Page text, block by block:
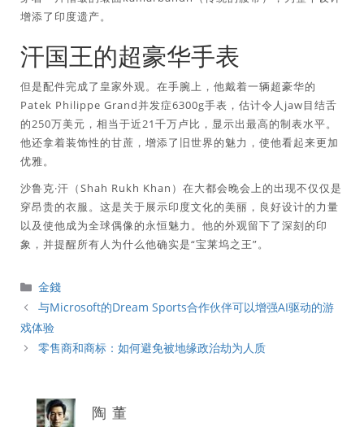
增添了印度遗产。
汗国王的超豪华手表
但是配件完成了皇家外观。在手腕上，他戴着一辆超豪华的
Patek Philippe Grand并发症6300g手表，估计令人jaw目结舌
的250万美元，相当于近21千万卢比，显示出最高的制表水平。
他还拿着装饰性的甘蔗，增添了旧世界的魅力，使他看起来更加
优雅。
沙鲁克·汗（Shah Rukh Khan）在大都会晚会上的出现不仅仅是
穿昂贵的衣服。这是关于展示印度文化的美丽，良好设计的力量
以及使他成为全球偶像的永恒魅力。他的外观留下了深刻的印
象，并提醒所有人为什么他确实是“宝莱坞之王”。
分
類
金錢
与Microsoft的Dream Sports合作伙伴可以增强AI驱动的游
戏体验
零售商和商标：如何避免被地缘政治劫为人质
陶 董